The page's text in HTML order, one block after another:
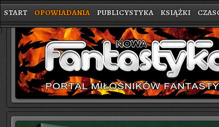
START OPOWIADANIA PUBLICYSTYKA KSIĄŻKI
}